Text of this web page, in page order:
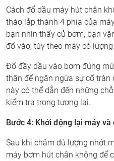
Cách đổ dầu máy hút chân
tháo lắp thành 4 phía của
bạn nhìn thấy củ bơm, bạn
đổ vào, tùy theo máy có
Đổ đầy dầu vào bơm đúng
thận để ngăn ngừa sự cố tràn
này có thể dẫn đến những
kiểm tra trong tương lai.
Bước 4: Khởi động lại máy
Sau khi châm đủ lượng nhớt
máy bơm hút chân không để